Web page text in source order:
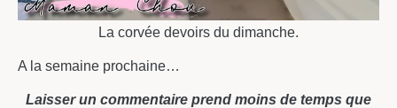
La corvée devoirs du dimanche.
A la semaine prochaine…
Laisser un commentaire prend moins de temps que